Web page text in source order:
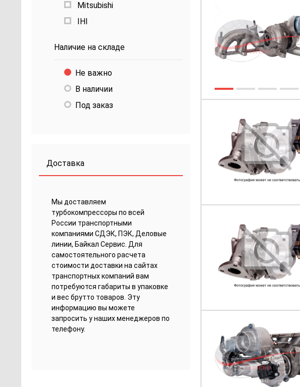
Mitsubishi
IHI
Наличие на складе
Не важно
В наличии
Под заказ
Доставка
Мы доставляем
турбокомпрессоры по всей
России транспортными
компаниями СДЭК, ПЭК, Деловые
линии, Байкал Сервис. Для
самостоятельного расчета
стоимости доставки на сайтах
транспортных компаний вам
потребуются габариты в упаковке
и вес брутто товаров. Эту
информацию вы можете
запросить у наших менеджеров по
телефону.